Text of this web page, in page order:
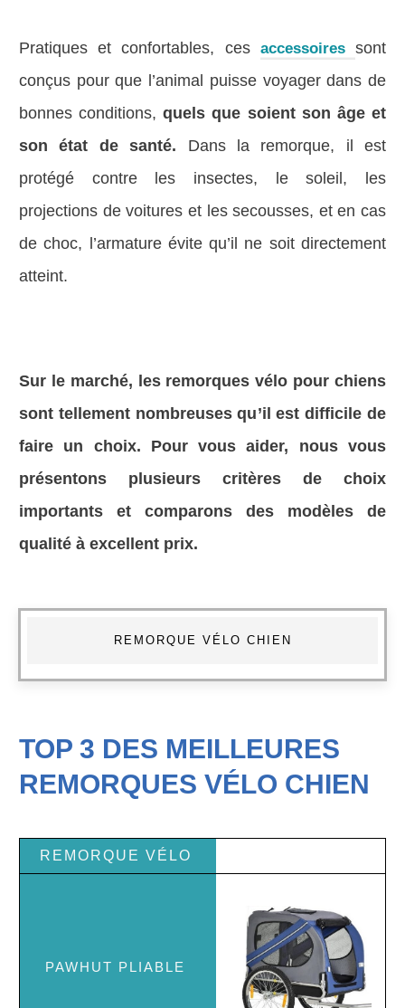
Pratiques et confortables, ces accessoires sont
conçus pour que l’animal puisse voyager dans de
bonnes conditions,quels que soient son âge et
son état de santé. Dans la remorque, il est
protégé contre les insectes, le soleil, les
projections de voitures et les secousses, et en cas
de choc, l’armature évite qu’il ne soit directement
atteint.
Sur le marché, les remorques vélo pour chiens
sont tellement nombreuses qu’il est difficile de
faire un choix. Pour vous aider, nous vous
présentons plusieurs critères de choix
importants et comparons des modèles de
qualité à excellent prix.
REMORQUE VÉLO CHIEN
TOP 3 DES MEILLEURES
REMORQUES VÉLO CHIEN